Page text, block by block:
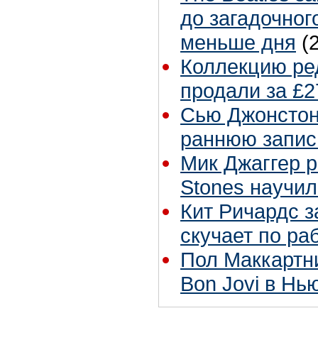
до
меньше дня
Коллекцию
продали за
Сью
раннюю
Мик Джаггер
Stones
Кит Ричардс
скучает по
Пол
Bon Jovi в